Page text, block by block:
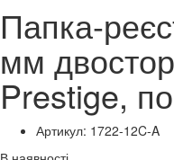
Папка-
мм
Prestige,
Артикул: 1722-12C-A